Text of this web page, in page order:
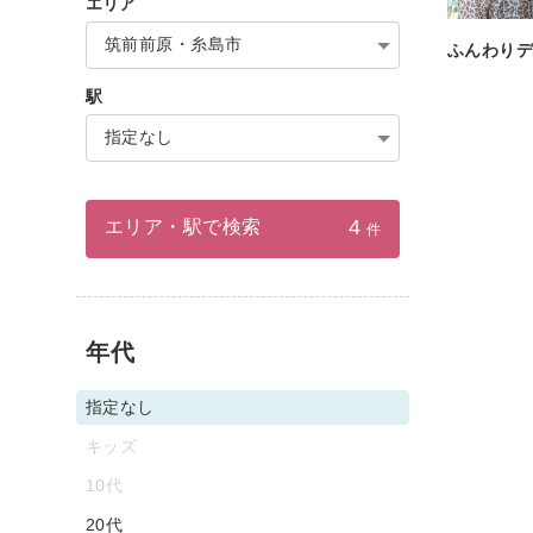
ふんわり
筑前前原・糸島市
駅
指定なし
エリア・駅で検索 4 件
年代
指定なし
キッズ
10代
20代